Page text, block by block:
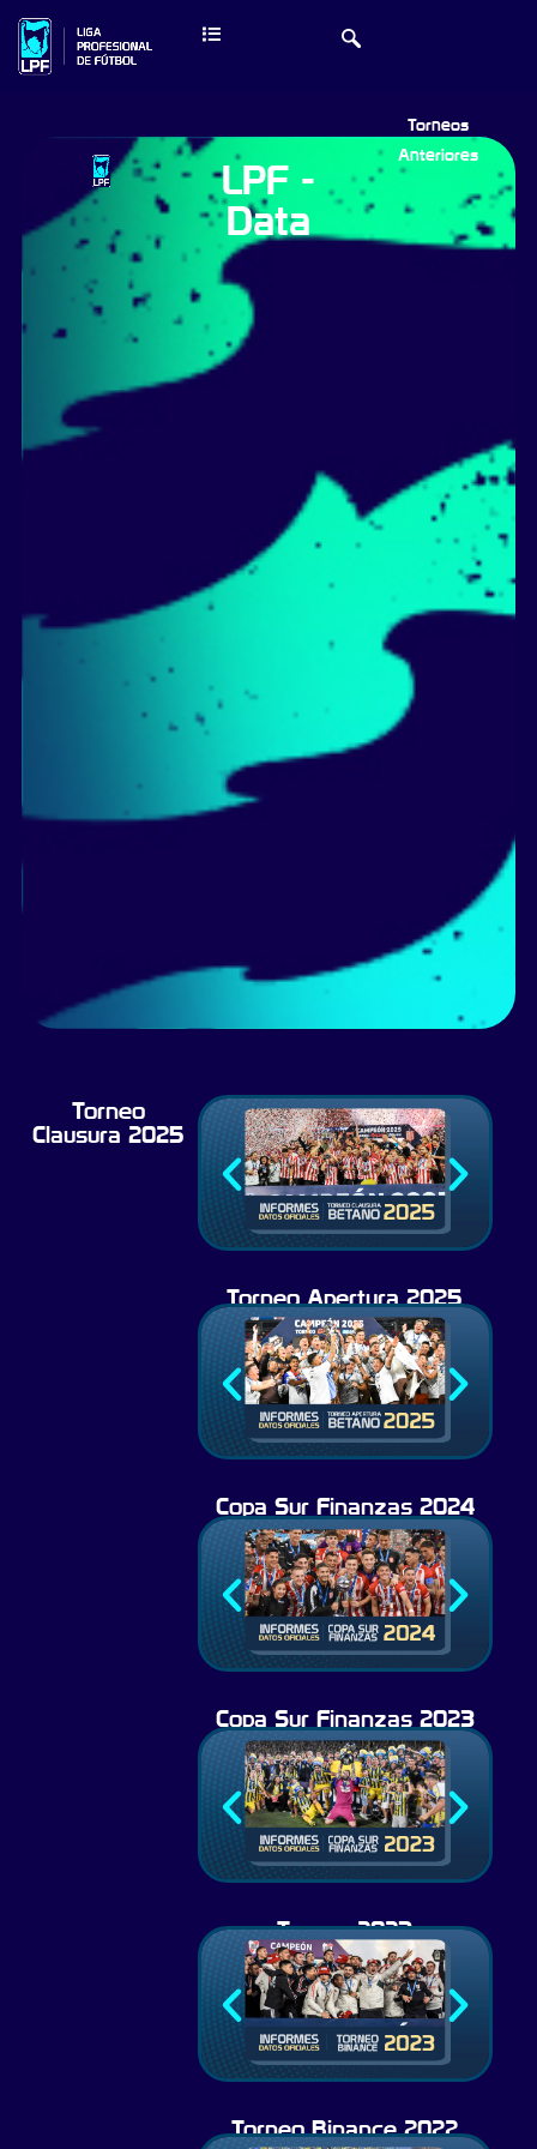
LPF -
Data
Torneos
Anteriores
Torneo
Clausura 2025
Torneo Apertura 2025
Copa Sur Finanzas 2024
Copa Sur Finanzas 2023
Torneo 2023
Torneo Binance 2022